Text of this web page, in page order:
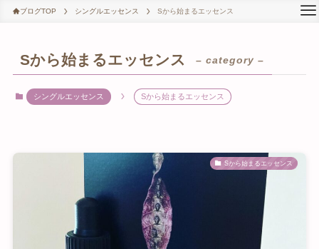
ブログTOP シングルエッセンス Sから始まるエッセンス
Sから始まるエッセンス – category –
シングルエッセンス Sから始まるエッセンス
Sから始まるエッセンス